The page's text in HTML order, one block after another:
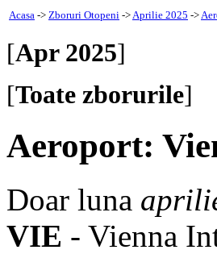
Acasa -> Zboruri Otopeni ->Aprilie 2025 ->
[Apr 2025]
[Toate zborurile]
Aeroport:
Doar luna
VIE - Vienna